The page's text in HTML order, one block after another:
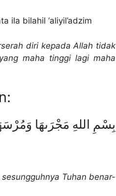
ila bilahil ‘aliyil’adzim
diri kepada Allah tidak
maha tinggi lagi maha
بِسْمِ اللهِ مَجْرَىهَا
Tuhan benar-